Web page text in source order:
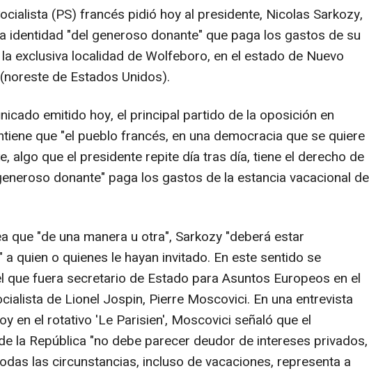
(PS) francés pidió hoy al presidente, Nicolas Sarkozy,
identidad "del generoso donante" que paga los gastos de su
exclusiva localidad de Wolfeboro, en el estado de Nuevo
de Estados Unidos).
emitido hoy, el principal partido de la oposición en
que "el pueblo francés, en una democracia que se quiere
algo que el presidente repite día tras día, tiene el derecho de
donante" paga los gastos de la estancia vacacional de
que "de una manera u otra", Sarkozy "deberá estar
a quien o quienes le hayan invitado. En este sentido se
que fuera secretario de Estado para Asuntos Europeos en el
de Lionel Jospin, Pierre Moscovici. En una entrevista
en el rotativo 'Le Parisien', Moscovici señaló que el
la República "no debe parecer deudor de intereses privados,
las circunstancias, incluso de vacaciones, representa a